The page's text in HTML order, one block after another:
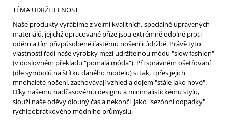
TÉMA UDRŽITELNOST
Naše produkty vyrábíme z velmi kvalitních, speciálně upravených
materiálů, jejichž opracované příze jsou extrémně odolné proti
oděru a tím přizpůsobené častému nošení i údržbě. Právě tyto
vlastnosti řadí naše výrobky mezi udržitelnou módu "slow fashion"
(v doslovném překladu "pomalá móda"). Při správném ošetřování
(dle symbolů na štítku daného modelu) si tak, i přes jejich
mnohaleté nošení, zachovávají vzhled a dojem "stále jako nové".
Díky našemu nadčasovému designu a minimalistickému stylu,
slouží naše oděvy dlouhý čas a nekončí jako "sezónní odpadky"
rychloobrátkového módního průmyslu.